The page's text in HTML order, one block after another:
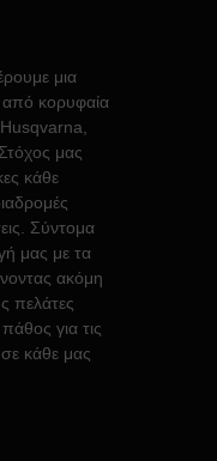
μια
από κορυφαία
μας
κάθε
Σύντομα
μας με τα
ακόμη
πελάτες
για τις
κάθε μας